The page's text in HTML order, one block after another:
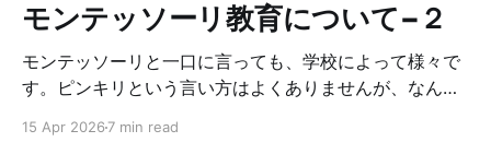
モンテッソーリ教育について−２
モンテッソーリと一口に言っても、学校によって様々で
す。ピンキリという言い方はよくありませんが、なんち
ーリの中でも、どこまでオリジナルに基づいて厳しくや
15 Apr 2026 7 min read